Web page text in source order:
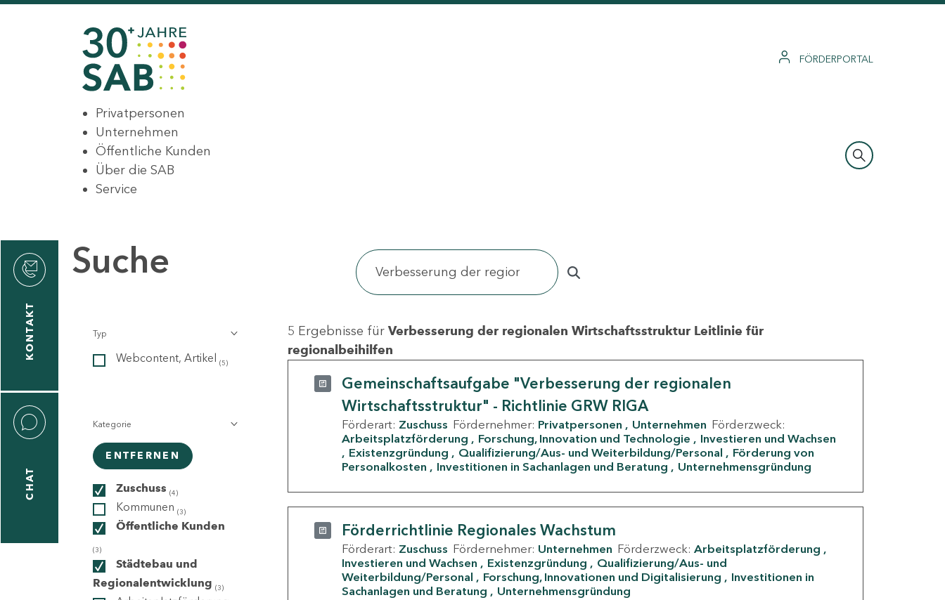
FÖRDERPORTAL
Privatpersonen
Unternehmen
Öffentliche Kunden
Über die SAB
Service
KONTAKT
CHAT
Suche
Typ
Webcontent, Artikel (5)
Kategorie
ENTFERNEN
Zuschuss (4)
Kommunen (3)
Öffentliche Kunden
(3)
Städtebau und
Regionalentwicklung (3)
5 Ergebnisse für Verbesserung der regionalen Wirtschaftsstruktur Leitlinie für
regionalbeihilfen
Gemeinschaftsaufgabe "Verbesserung der regionalen
Wirtschaftsstruktur" - Richtlinie GRW RIGA
Förderart: Zuschuss Fördernehmer: Privatpersonen Unternehmen Förderzweck:
Arbeitsplatzförderung
Forschung, Innovation und Technologie
Investieren und Wachsen
Existenzgründung
Qualifizierung/Aus- und Weiterbildung/Personal
Förderung von
Personalkosten
Investitionen in Sachanlagen und Beratung Unternehmensgründung
Förderrichtlinie Regionales Wachstum
Förderart: Zuschuss Fördernehmer: Unternehmen Förderzweck: Arbeitsplatzförderung
Investieren und Wachsen
Existenzgründung
Qualifizierung/Aus- und
Weiterbildung/Personal
Forschung, Innovationen und Digitalisierung
Investitionen in
Sachanlagen und Beratung
Unternehmensgründung